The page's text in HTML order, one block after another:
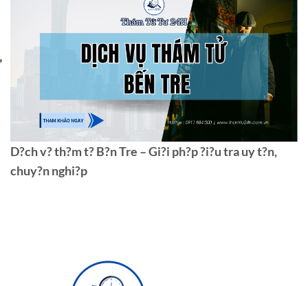
D?ch v? th?m t? B?n Tre – Gi?i ph?p ?i?u tra uy t?n,
chuy?n nghi?p